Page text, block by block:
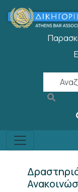
Παράκαμψη προς